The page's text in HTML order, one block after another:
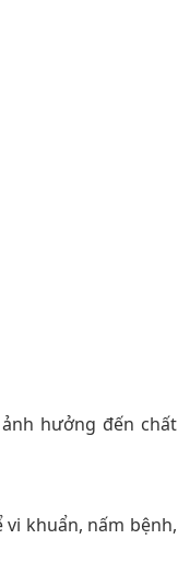
hưởng đến chất
khuẩn, nấm bệnh,